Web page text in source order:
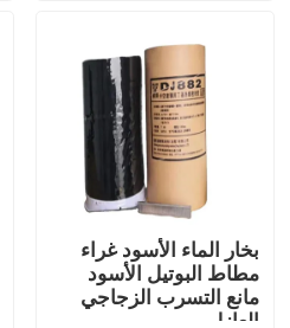
معلومات عنا
جولة في المعمل
رقابة جودة
اتصل بنا
بخار الماء الأسود غراء
مطاط البوتيل الأسود
مانع التسرب الزجاجي
العازل